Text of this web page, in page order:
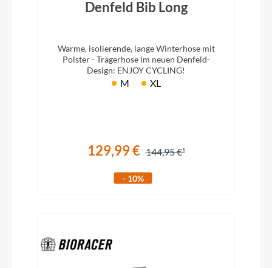
Denfeld Bib Long
Warme, isolierende, lange Winterhose mit
Polster - Trägerhose im neuen Denfeld-
Design: ENJOY CYCLING!
M XL
129,99 € 144,95 €
- 10%